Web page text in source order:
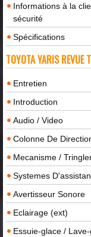
Informations à la
sécurité
Spécifications
TOYOTA YARIS REVUE
Entretien
Introduction
Audio / Video
Colonne De
Mecanisme /
Systemes
Avertisseur Sonore
Eclairage (ext)
Essuie-glace /